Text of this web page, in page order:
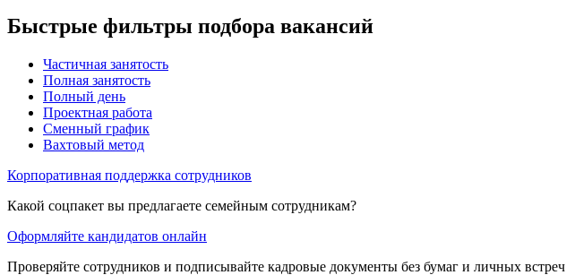
Быстрые фильтры подбора вакансий
Частичная занятость
Полная занятость
Полный день
Проектная работа
Сменный график
Вахтовый метод
Корпоративная поддержка сотрудников
Какой соцпакет вы предлагаете семейным сотрудникам?
Оформляйте кандидатов онлайн
Проверяйте сотрудников и подписывайте кадровые документы без бумаг и личных встреч